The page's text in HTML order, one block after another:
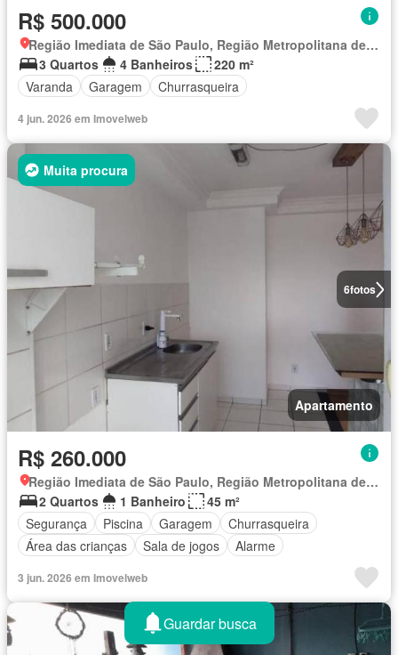
R$ 500.000
Região Imediata de São Paulo, Região Metropolitana de São Paulo
3 Quartos
4 Banheiros
220 m²
Varanda
Garagem Churrasqueira
4 jun. 2026 em Imovelweb
6fotos
Muita procura
Apartamento
R$ 260.000
Região Imediata de São Paulo, Região Metropolitana de São Paulo
2 Quartos
1 Banheiro
45 m²
Segurança
Piscina Garagem
Churrasqueira
Área das crianças
Sala de jogos Alarme
3 jun. 2026 em Imovelweb
Guardar busca